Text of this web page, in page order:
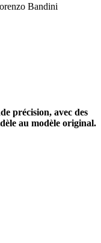
Bandini
précision, avec des
au modèle original.